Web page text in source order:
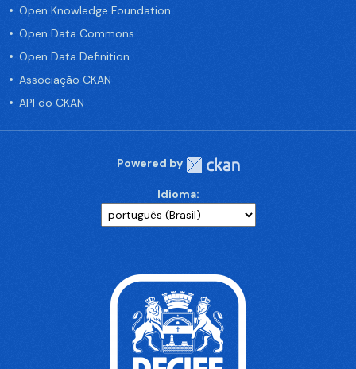
Open Knowledge Foundation
Open Data Commons
Open Data Definition
Associação CKAN
API do CKAN
Powered by
Idioma